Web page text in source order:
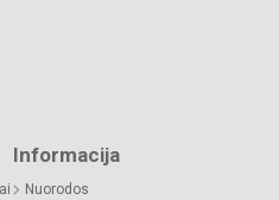
Informacija
Nuorodos